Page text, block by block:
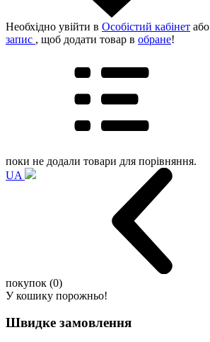
Необхідно увійти в Особістий кабінет або
запис , щоб додати товар в обране!
поки не додали товари для порівняння.
UA
покупок (0)
У кошику порожньо!
Швидке замовлення